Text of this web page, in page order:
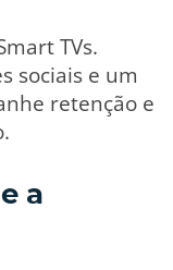
TVs.
sociais e um
retenção e
a